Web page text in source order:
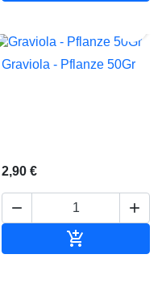
Graviola - Pflanze 50Gr
2,90 €
 
